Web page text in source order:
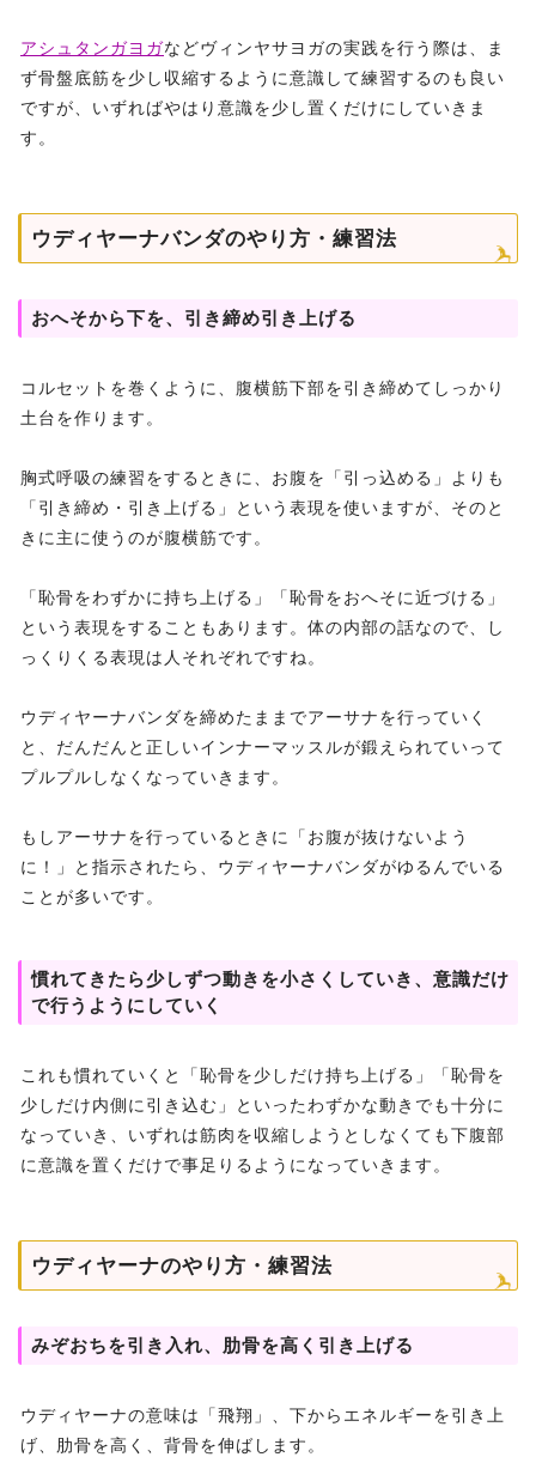
アシュタンガヨガなどヴィンヤサヨガの実践を行う際は、ま
ず骨盤底筋を少し収縮するように意識して練習するのも良い
ですが、いずればやはり意識を少し置くだけにしていきま
す。
ウディヤーナバンダのやり方・練習法
おへそから下を、引き締め引き上げる
コルセットを巻くように、腹横筋下部を引き締めてしっかり
土台を作ります。
胸式呼吸の練習をするときに、お腹を「引っ込める」よりも
「引き締め・引き上げる」という表現を使いますが、そのと
きに主に使うのが腹横筋です。
「恥骨をわずかに持ち上げる」「恥骨をおへそに近づける」
という表現をすることもあります。体の内部の話なので、し
っくりくる表現は人それぞれですね。
ウディヤーナバンダを締めたままでアーサナを行っていく
と、だんだんと正しいインナーマッスルが鍛えられていって
プルプルしなくなっていきます。
もしアーサナを行っているときに「お腹が抜けないよう
に！」と指示されたら、ウディヤーナバンダがゆるんでいる
ことが多いです。
慣れてきたら少しずつ動きを小さくしていき、意識だけ
で行うようにしていく
これも慣れていくと「恥骨を少しだけ持ち上げる」「恥骨を
少しだけ内側に引き込む」といったわずかな動きでも十分に
なっていき、いずれは筋肉を収縮しようとしなくても下腹部
に意識を置くだけで事足りるようになっていきます。
ウディヤーナのやり方・練習法
みぞおちを引き入れ、肋骨を高く引き上げる
ウディヤーナの意味は「飛翔」、下からエネルギーを引き上
げ、肋骨を高く、背骨を伸ばします。